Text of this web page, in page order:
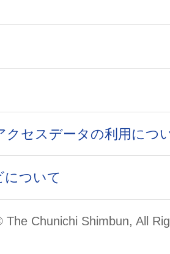
クセスデータの利用につ
について
The Chunichi Shimbun, All